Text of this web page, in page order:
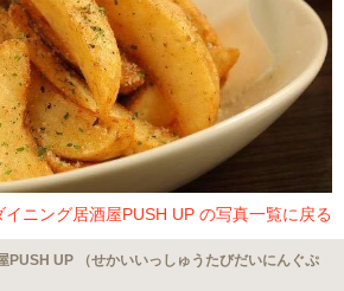
ニング居酒屋PUSH UP の写真一覧に戻る
PUSH UP （せかいいっしゅうたびだいにんぐぷ